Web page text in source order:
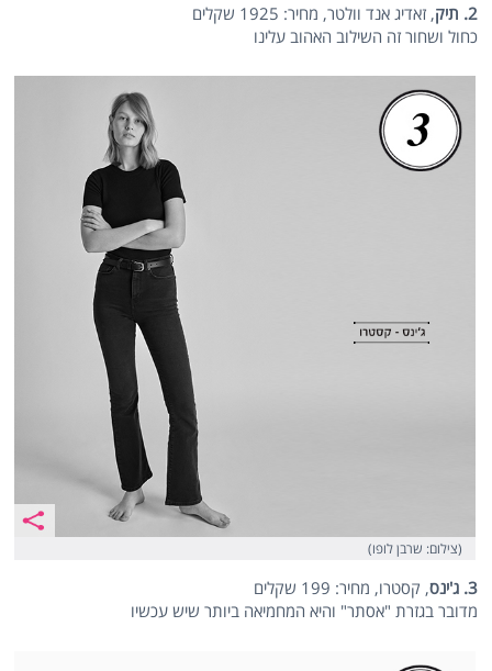
2. תיק
, זאדיג אנד וולטר, מחיר: 1925 שקלים
כחול ושחור זה השילוב האהוב עלינו
(צילום: שרבן לופו)
3. ג'ינס
, קסטרו, מחיר: 199 שקלים
מדובר בגזרת "אסתר" והיא המחמיאה ביותר שיש עכשיו